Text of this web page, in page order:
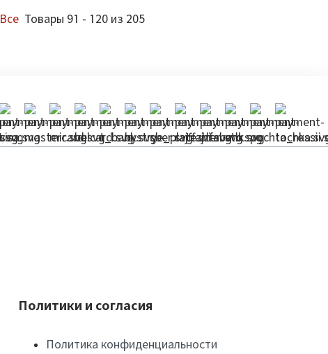
Все Товары 91 - 120 из 205
Политики и согласия
Политика конфиденциальности